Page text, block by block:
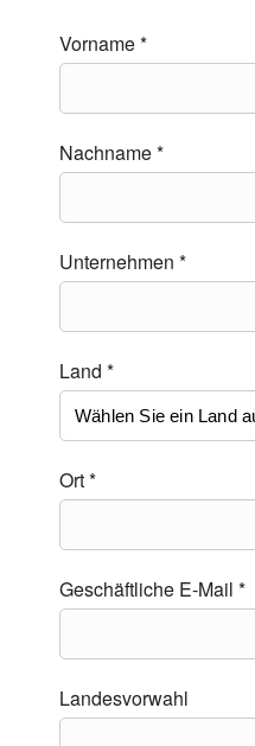
Vorname *
Nachname *
Unternehmen *
Land *
Ort *
Geschäftliche E-Mail *
Landesvorwahl